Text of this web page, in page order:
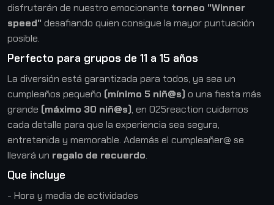
disfrutarán de nuestro emocionante torneo "Winner
speed" desafiando quien consigue la mayor puntuación
posible.
Perfecto para grupos de 11 a 15 años
La diversión está garantizada para todos, ya sea un
cumpleaños pequeño (mínimo 5 niñ@s) o una fiesta más
grande (máximo 30 niñ@s), en 025reaction cuidamos
cada detalle para que la experiencia sea segura,
entretenida y memorable. Además el cumpleañer@ se
llevará un regalo de recuerdo.
Que incluye
- Hora y media de actividades